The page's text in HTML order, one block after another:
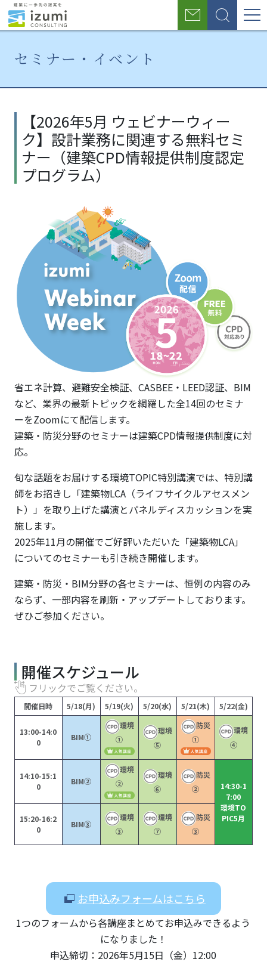
グ
ロ
ー
ー
お
問
検
索
セミナー・イベント
ー・
イベ
ント
ウェビ
ナーウ
ィー
ク】設
計業務
する無
料セミ
ナー
（建築
CPD情
報提供
制度認
定プロ
グラ
【2026年5月 ウェビナーウィー
ク】設計業務に関連する無料セミ
ナー（建築CPD情報提供制度認定
プログラム）
省エネ計算、避難安全検証、CASBEE・LEED認証、BIM
など、業界の最新トピックを網羅した全14回のセミナ
ーをZoomにて配信します。
建築・防災分野のセミナーは建築CPD情報提供制度に対
応。
旬な話題をお届けする環境TOPIC特別講演では、特別講
師をお招きし「建築物LCA（ライフサイクルアセスメン
ト）」を取り上げた講演とパネルディスカッションを実
施します。
2025年11月の開催でご好評いただいた「建築物LCA」
についてのセミナーも引き続き開催します。
建築・防災・BIM分野の各セミナーは、恒例の内容のみ
ならず、一部内容を刷新・アップデートしております。
ぜひご参加ください。
開催スケジュール
フリックでご覧ください。
開催日時 5/18(月) 5/19(火) 5/20(水) 5/21(木) 5/22(金)
13:00-14:0
0
BIM①
環境
①
環境
⑤
防災
①
環境
④
14:10-15:1
0
BIM②
環境
②
環境
⑥
防災
②
14:30-1
7:00
環境TO
PIC5月
15:20-16:2
0
BIM③
環境
③
環境
⑦
防災
③
お申込みフォームはこちら
1つのフォームから各講座まとめてお申込みできるよう
になりました！
申込締切：2026年5月15日（金）12:00